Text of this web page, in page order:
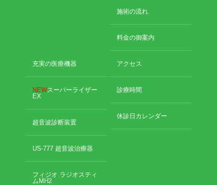
施術の流れ
料金の御案内
充実の医療機器
NEWスーパーライザー
EX
超音波診断装置
US-777 超音波治療器
フィジオ ラジオスティ
ムMH2
アクセス
診療時間
休診日カレンダー
休日診療・休診の御案内
脱臼
当院からのお知らせ
捻挫・打撲
捻挫・肉離れ・打撲・脱臼・骨折